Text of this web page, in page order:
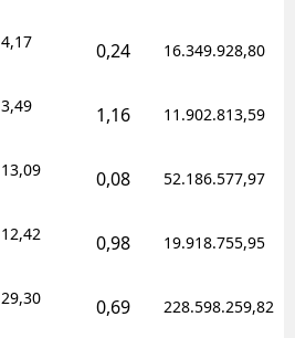
4,17 0,24 16.349.928,80
3,49 1,16 11.902.813,59
13,09 0,08 52.186.577,97
12,42 0,98 19.918.755,95
29,30 0,69 228.598.259,82